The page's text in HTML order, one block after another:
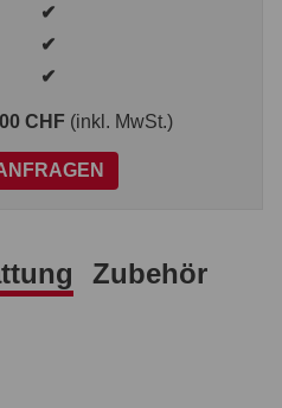
✔
✔
✔
CHF (inkl. MwSt.)
Zubehör